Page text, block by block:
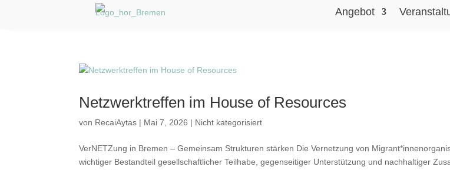
Angebot
Netzwerktreffen im House of Resources
von RecaiAytas | Mai 7, 2026 | Nicht kategorisiert
VerNETZung in Bremen – Gemeinsam Strukturen stärken Die Vernetzung von
wichtiger Bestandteil gesellschaftlicher Teilhabe, gegenseitiger Unterstützung und nachhaltiger